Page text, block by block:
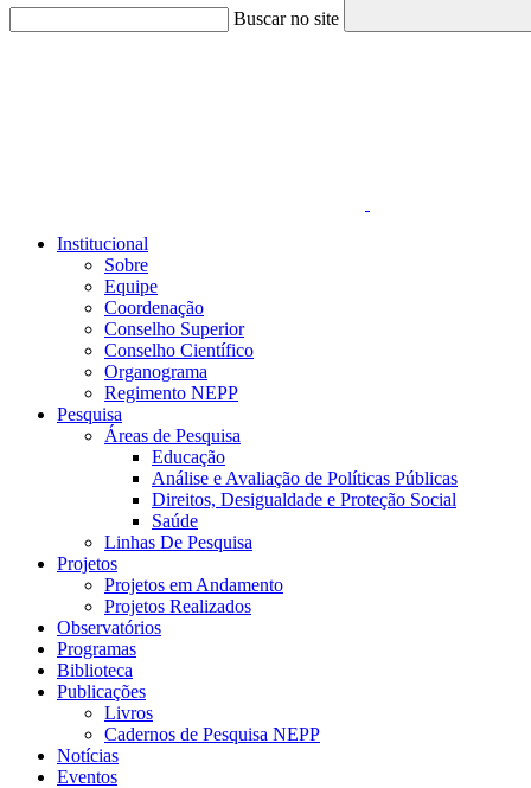
Buscar no site
Institucional
Sobre
Equipe
Coordenação
Conselho Superior
Conselho Científico
Organograma
Regimento NEPP
Pesquisa
Áreas de Pesquisa
Educação
Análise e Avaliação de Políticas Públicas
Direitos, Desigualdade e Proteção Social
Saúde
Linhas De Pesquisa
Projetos
Projetos em Andamento
Projetos Realizados
Observatórios
Programas
Biblioteca
Publicações
Livros
Cadernos de Pesquisa NEPP
Notícias
Eventos